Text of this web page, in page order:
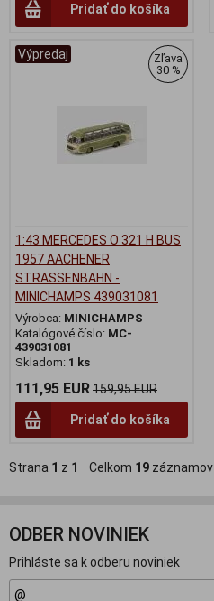
Pridať do košíka
Výpredaj
Zľava
30 %
1:43 MERCEDES O 321 H BUS
1957 AACHENER
STRASSENBAHN -
MINICHAMPS 439031081
Výrobca: MINICHAMPS
Katalógové číslo: MC-
439031081
Skladom: 1 ks
111,95 EUR159,95 EUR
Pridať do košíka
Strana 1 z 1 Celkom 19 záznamov
ODBER NOVINIEK
Prihláste sa k odberu noviniek